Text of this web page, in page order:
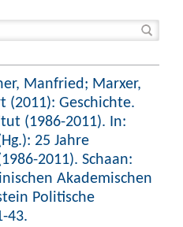
Manfried; Marxer,
Geschichte.
(1986-2011). In:
25 Jahre
2011). Schaan:
Akademischen
Politische
43.